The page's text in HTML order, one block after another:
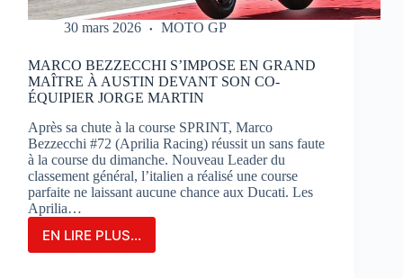
30 mars 2026 MOTO GP
MARCO BEZZECCHI S’IMPOSE EN GRAND
MAÎTRE À AUSTIN DEVANT SON CO-
ÉQUIPIER JORGE MARTIN
Après sa chute à la course SPRINT, Marco
Bezzecchi #72 (Aprilia Racing) réussit un sans faute
à la course du dimanche. Nouveau Leader du
classement général, l’italien a réalisé une course
parfaite ne laissant aucune chance aux Ducati. Les
Aprilia…
EN LIRE PLUS...
MARCO